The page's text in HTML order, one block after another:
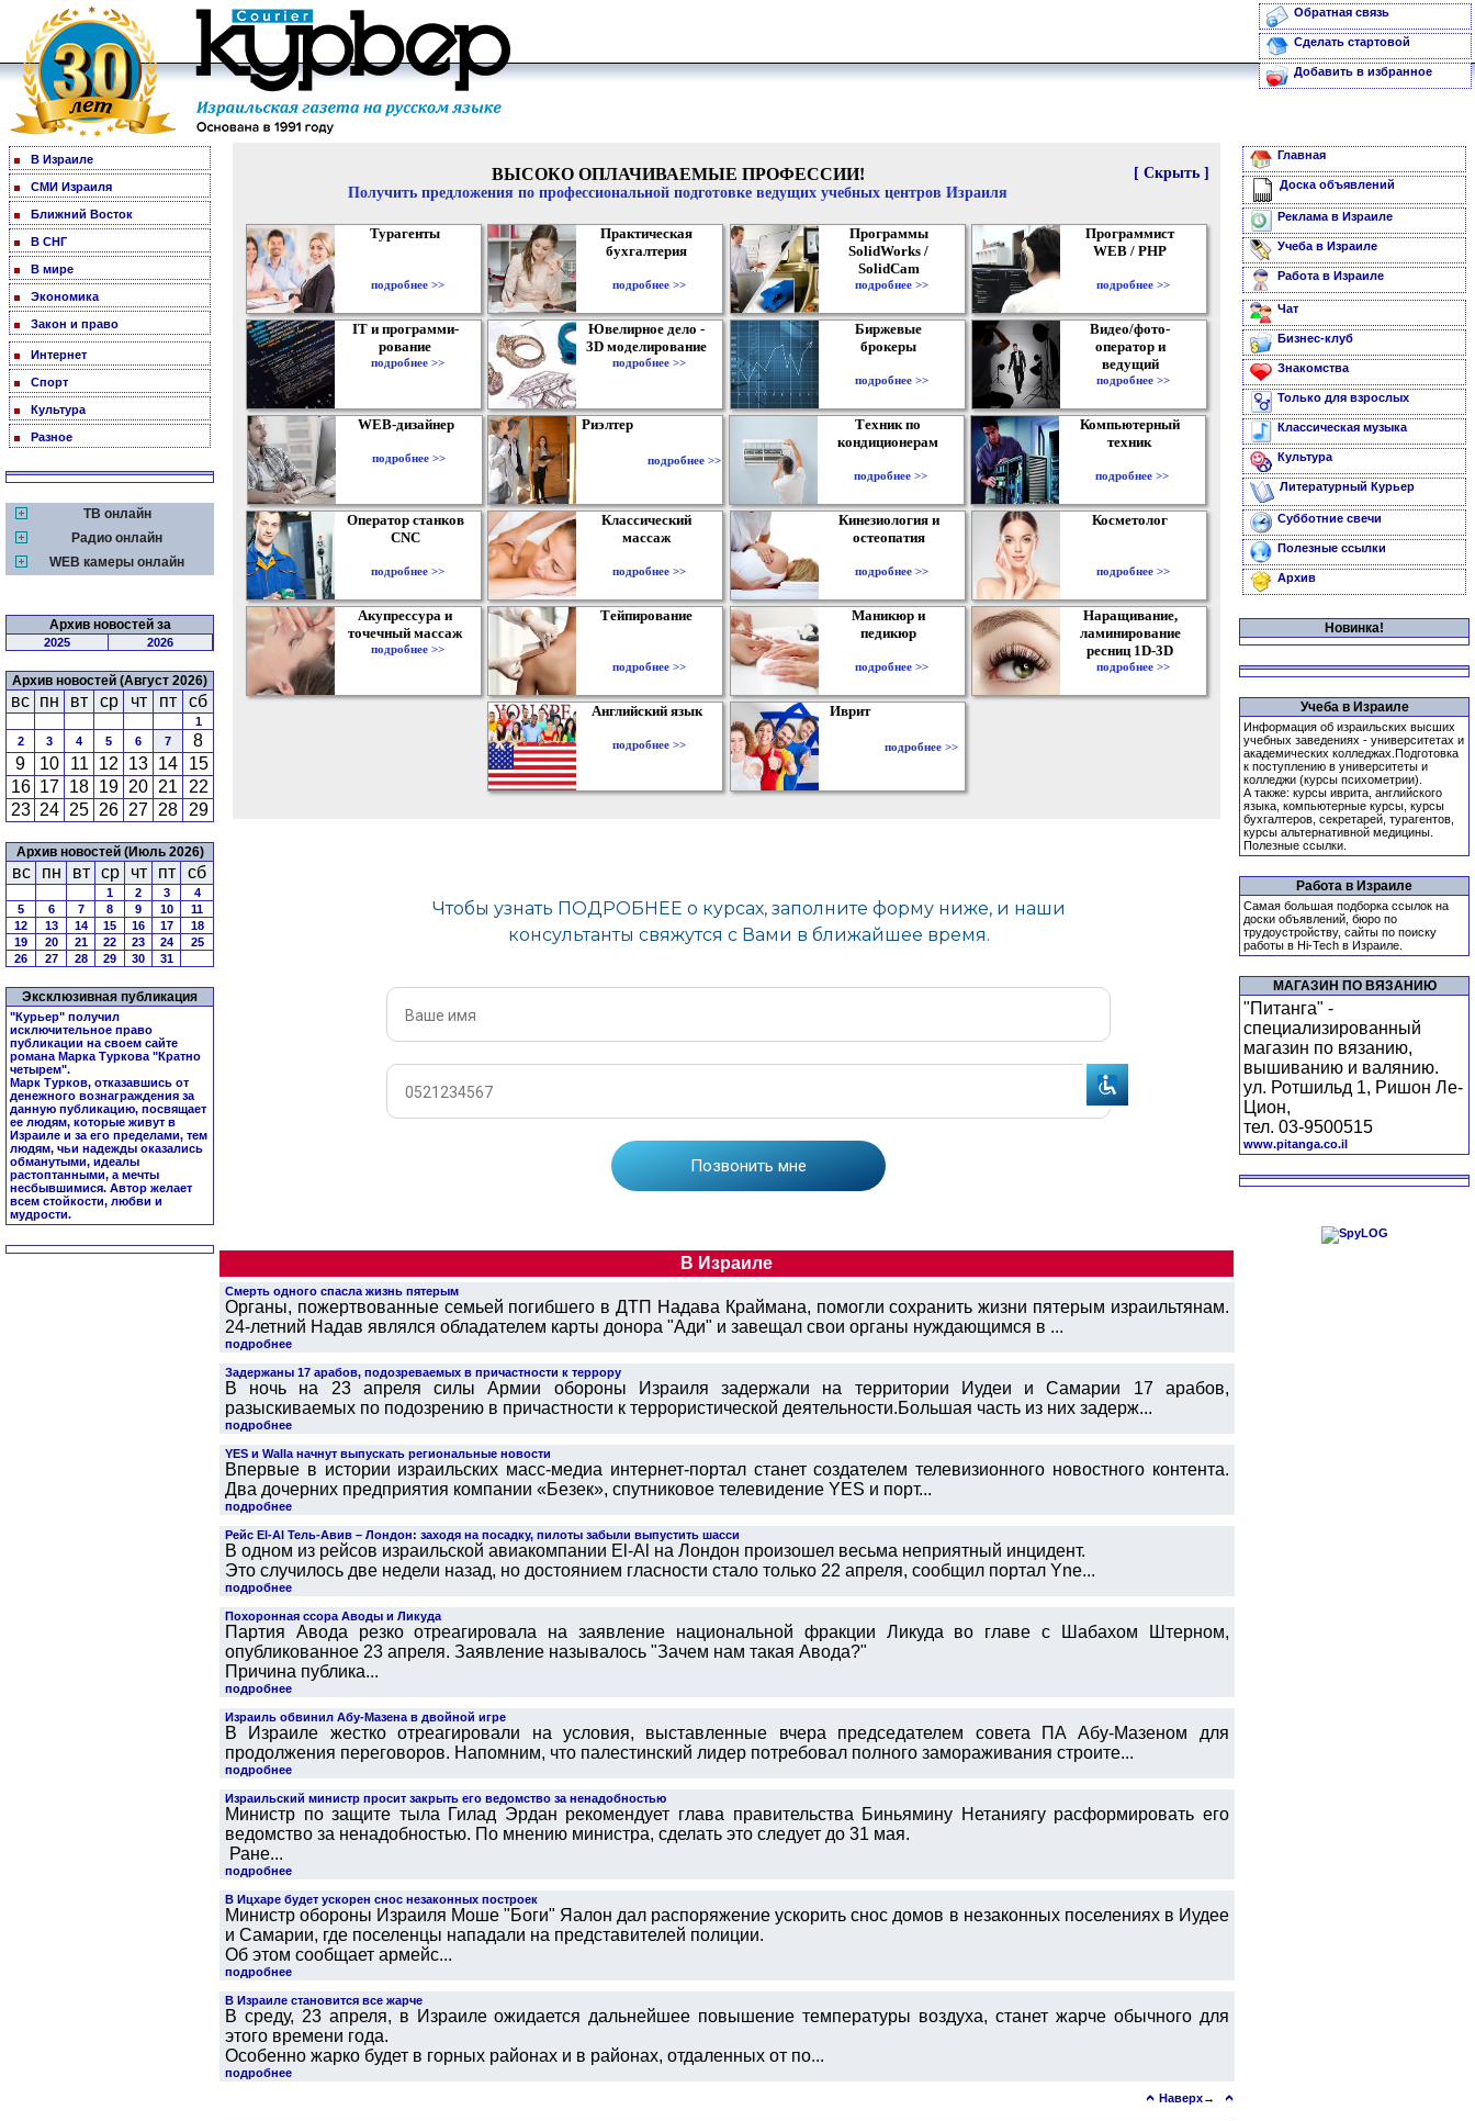
Обратная связь
Сделать стартовой
Добавить в избранное
В Израиле
СМИ Израиля
Ближний Восток
В СНГ
В мире
Экономика
Закон и право
Интернет
Спорт
Культура
Разное
ТВ онлайн
Радио онлайн
WEB камеры онлайн
Архив новостей за
2025 2026
Архив новостей (Август 2026)
вс пн вт ср чт пт сб
1
2
3 4 5 6 7
8
9
10 11 12 13 14
15
16 17 18 19 20 21
22
23 24 25 26 27 28 29
Архив новостей (Июль 2026)
вс пн вт ср чт пт сб
1 2 3
4
5
6 7 8 9 10
11
12
13 14 15 16 17
18
19
20 21 22 23 24
25
26
27 28 29 30 31
Эксклюзивная публикация
"Курьер" получил
исключительное право
публикации на своем сайте
романа Марка Туркова "Кратно
четырем".
Марк Турков, отказавшись от
денежного вознаграждения за
данную публикацию, посвящает
ее людям, которые живут в
Израиле и за его пределами, тем
людям, чьи надежды оказались
обманутыми, идеалы
растоптанными, а мечты
несбывшимися. Автор желает
всем стойкости, любви и
мудрости.
[ Скрыть ]
ВЫСОКО ОПЛАЧИВАЕМЫЕ ПРОФЕССИИ!
Получить предложения по профессиональной подготовке ведущих учебных центров Израиля
Турагенты
подробнее >>
Практическая
бухгалтерия
подробнее >>
Программы
SolidWorks /
SolidCam
подробнее >>
Программист
WEB / PHP
подробнее >>
IT и программи-
рование
подробнее >>
Ювелирное дело -
3D моделирование
подробнее >>
Биржевые
брокеры
подробнее >>
Видео/фото-
оператор и
ведущий
подробнее >>
WEB-дизайнер
подробнее >>
Риэлтер
подробнее >>
Техник по
кондиционерам
подробнее >>
Компьютерный
техник
подробнее >>
Оператор станков
CNC
подробнее >>
Классический
массаж
подробнее >>
Кинезиология и
остеопатия
подробнее >>
Косметолог
подробнее >>
Акупрессура и
точечный массаж
подробнее >>
Тейпирование
подробнее >>
Маникюр и
педикюр
подробнее >>
Наращивание,
ламинирование
ресниц 1D-3D
подробнее >>
Английский язык
подробнее >>
Иврит
подробнее >>
В Израиле
Смерть одного спасла жизнь пятерым
Органы, пожертвованные семьей погибшего в ДТП Надава Краймана, помогли сохранить жизни пятерым израильтянам.
24-летний Надав являлся обладателем карты донора "Ади" и завещал свои органы нуждающимся в ...
подробнее
Задержаны 17 арабов, подозреваемых в причастности к террору
В ночь на 23 апреля силы Армии обороны Израиля задержали на территории Иудеи и Самарии 17 арабов,
разыскиваемых по подозрению в причастности к террористической деятельности.Большая часть из них задерж...
подробнее
YES и Walla начнут выпускать региональные новости
Впервые в истории израильских масс-медиа интернет-портал станет создателем телевизионного новостного контента.
Два дочерних предприятия компании «Безек», спутниковое телевидение YES и порт...
подробнее
Рейс El-Al Тель-Авив – Лондон: заходя на посадку, пилоты забыли выпустить шасси
В одном из рейсов израильской авиакомпании El-Al на Лондон произошел весьма неприятный инцидент.
Это случилось две недели назад, но достоянием гласности стало только 22 апреля, сообщил портал Yne...
подробнее
Похоронная ссора Аводы и Ликуда
Партия Авода резко отреагировала на заявление национальной фракции Ликуда во главе с Шабахом Штерном,
опубликованное 23 апреля. Заявление называлось "Зачем нам такая Авода?"
Причина публика...
подробнее
Израиль обвинил Абу-Мазена в двойной игре
В Израиле жестко отреагировали на условия, выставленные вчера председателем совета ПА Абу-Мазеном для
продолжения переговоров. Напомним, что палестинский лидер потребовал полного замораживания строите...
подробнее
Израильский министр просит закрыть его ведомство за ненадобностью
Министр по защите тыла Гилад Эрдан рекомендует глава правительства Биньямину Нетаниягу расформировать его
ведомство за ненадобностью. По мнению министра, сделать это следует до 31 мая.
Ране...
подробнее
В Ицхаре будет ускорен снос незаконных построек
Министр обороны Израиля Моше "Боги" Яалон дал распоряжение ускорить снос домов в незаконных поселениях в Иудее
и Самарии, где поселенцы нападали на представителей полиции.
Об этом сообщает армейс...
подробнее
В Израиле становится все жарче
В среду, 23 апреля, в Израиле ожидается дальнейшее повышение температуры воздуха, станет жарче обычного для
этого времени года.
Особенно жарко будет в горных районах и в районах, отдаленных от по...
подробнее
Наверх→
Главная
Доска объявлений
Реклама в Израиле
Учеба в Израиле
Работа в Израиле
Чат
Бизнес-клуб
Знакомства
Только для взрослых
Классическая музыка
Культура
Литературный Курьер
Субботние свечи
Полезные ссылки
Архив
Новинка!
Учеба в Израиле
Информация об израильских высших
учебных заведениях - университетах и
академических колледжах.Подготовка
к поступлению в университеты и
колледжи (курсы психометрии).
А также: курсы иврита, английского
языка, компьютерные курсы, курсы
бухгалтеров, секретарей, турагентов,
курсы альтернативной медицины.
Полезные ссылки.
Работа в Израиле
Самая большая подборка ссылок на
доски объявлений, бюро по
трудоустройству, сайты по поиску
работы в Hi-Tech в Израиле.
МАГАЗИН ПО ВЯЗАНИЮ
"Питанга" -
специализированный
магазин по вязанию,
вышиванию и валянию.
ул. Ротшильд 1, Ришон Ле-
Цион,
тел. 03-9500515
www.pitanga.co.il